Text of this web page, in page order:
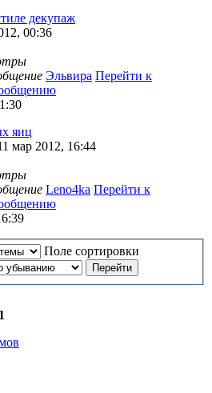
декупаж
00:36
Эльвира Перейти к
яиц
мар 2012, 16:44
Leno4ka Перейти к
Поле сортировки
1